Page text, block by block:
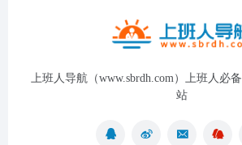
上班人导航（www.sbrdh.com）上班人必
站